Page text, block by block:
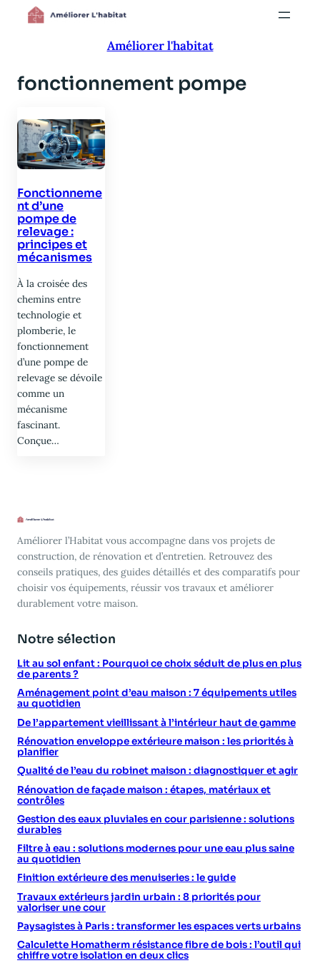
Aller
Améliorer l'habitat
fonctionnement pompe
Fonctionneme
nt d’une
pompe de
relevage :
principes et
mécanismes
À la croisée des
chemins entre
technologie et
plomberie, le
fonctionnement
d’une pompe de
relevage se dévoile
comme un
mécanisme
fascinant.
Conçue…
Améliorer l’Habitat vous accompagne dans vos projets de
construction, de rénovation et d’entretien. Retrouvez des
conseils pratiques, des guides détaillés et des comparatifs pour
choisir vos équipements, réussir vos travaux et améliorer
durablement votre maison.
Notre sélection
Lit au sol enfant : Pourquoi ce choix séduit de plus en plus
de parents ?
Aménagement point d’eau maison : 7 équipements utiles
au quotidien
De l’appartement vieillissant à l’intérieur haut de gamme
Rénovation enveloppe extérieure maison : les priorités à
planifier
Qualité de l’eau du robinet maison : diagnostiquer et agir
Rénovation de façade maison : étapes, matériaux et
contrôles
Gestion des eaux pluviales en cour parisienne : solutions
durables
Filtre à eau : solutions modernes pour une eau plus saine
au quotidien
Finition extérieure des menuiseries : le guide
Travaux extérieurs jardin urbain : 8 priorités pour
valoriser une cour
Paysagistes à Paris : transformer les espaces verts urbains
Calculette Homatherm résistance fibre de bois : l’outil qui
chiffre votre isolation en deux clics